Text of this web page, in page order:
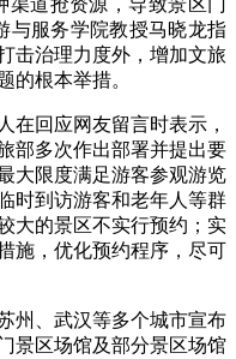
渠道抢资源，导致景区门
与服务学院教授马晓龙指
击治理力度外，增加文旅
的根本举措。
回应网友留言时表示，
部多次作出部署并提出要
大限度满足游客参观游览
时到访游客和老年人等群
大的景区不实行预约；实
施，优化预约程序，尽可
、武汉等多个城市宣布
景区场馆及部分景区场馆